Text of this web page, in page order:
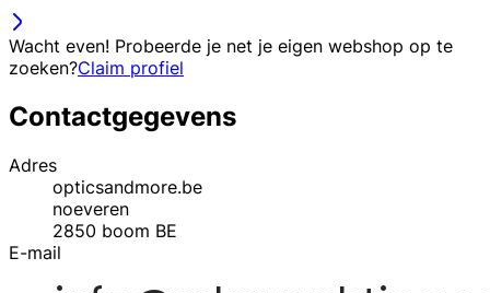
Wacht even! Probeerde je net je eigen webshop op te
zoeken?Claim profiel
Contactgegevens
Adres
opticsandmore.be
noeveren
2850 boom BE
E-mail